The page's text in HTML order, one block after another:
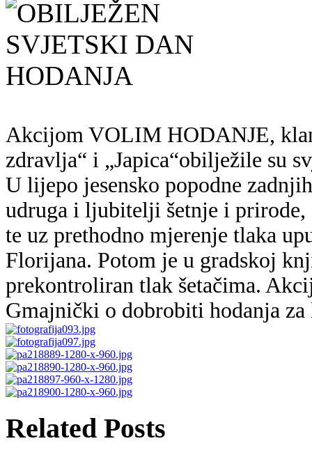
Akcijom VOLIM HODANJE,
zdravlja“ i „Japica“obilježile su
U lijepo jesensko popodne
udruga i ljubitelji šetnje i prirode,
te uz prethodno mjerenje tlaka
Florijana. Potom je u gradskoj
prekontroliran tlak šetačima.
Gmajnički o dobrobiti hodanja
Related Posts